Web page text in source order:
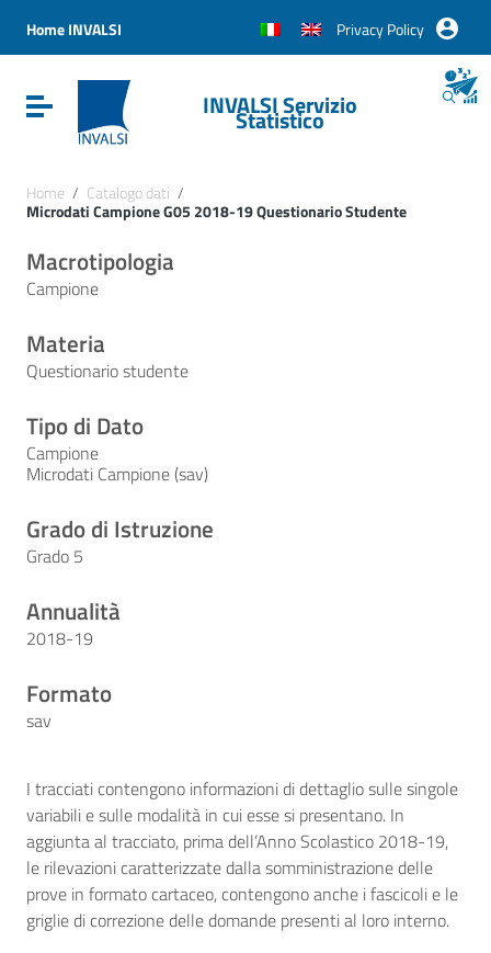
Vai al menu di navigazione
Vai al footer
Home INVALSI Privacy Policy
Attiva / disattiva la navigazioneINVALSI Servizio
Statistico
Home / Catalogo dati /
Microdati Campione G05 2018-19 Questionario Studente
Macrotipologia
Campione
Materia
Questionario studente
Tipo di Dato
Campione
Microdati Campione (sav)
Grado di Istruzione
Grado 5
Annualità
2018-19
Formato
sav
I tracciati contengono informazioni di dettaglio sulle singole
variabili e sulle modalità in cui esse si presentano. In
aggiunta al tracciato, prima dell’Anno Scolastico 2018-19,
le rilevazioni caratterizzate dalla somministrazione delle
prove in formato cartaceo, contengono anche i fascicoli e le
griglie di correzione delle domande presenti al loro interno.